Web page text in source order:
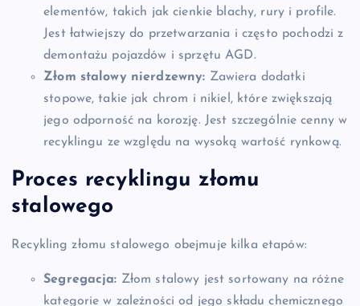
elementów, takich jak cienkie blachy, rury i profile.
Jest łatwiejszy do przetwarzania i często pochodzi z
demontażu pojazdów i sprzętu AGD.
Złom stalowy nierdzewny: Zawiera dodatki
stopowe, takie jak chrom i nikiel, które zwiększają
jego odporność na korozję. Jest szczególnie cenny w
recyklingu ze względu na wysoką wartość rynkową.
Proces recyklingu złomu
stalowego
Recykling złomu stalowego obejmuje kilka etapów:
Segregacja: Złom stalowy jest sortowany na różne
kategorie w zależności od jego składu chemicznego